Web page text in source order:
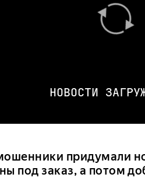
НОВОСТИ
придумали
под заказ, а потом